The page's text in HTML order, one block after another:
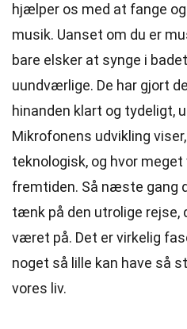
hjælper os med at fange
musik. Uanset om du er
bare elsker at synge i
uundværlige. De har gjort
hinanden klart og tydeligt,
Mikrofonens udvikling
teknologisk, og hvor
fremtiden. Så næste gang
tænk på den utrolige rejse,
været på. Det er virkelig
noget så lille kan have så
vores liv.